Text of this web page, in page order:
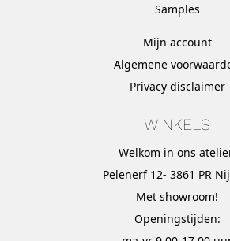
Samples
Mijn account
Algemene
Privacy disclaimer
WINKELS
Welkom in ons
Pelenerf 12- 3861 PR
Met showroom!
Openingstijden: